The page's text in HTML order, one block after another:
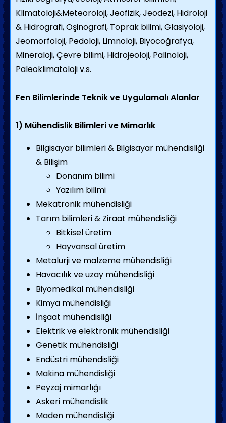
Klimatoloji&Meteoroloji, Jeofizik, Jeodezi, Hidroloji
& Hidrografi, Oşinografi, Toprak bilimi, Glasiyoloji,
Jeomorfoloji, Pedoloji, Limnoloji, Biyocoğrafya,
Mineraloji, Çevre bilimi, Hidrojeoloji, Palinoloji,
Paleoklimatoloji v.s.
Fen Bilimlerinde Teknik ve Uygulamalı Alanlar
1) Mühendislik Bilimleri ve Mimarlık
Bilgisayar bilimleri & Bilgisayar mühendisliği
& Bilişim
Donanım bilimi
Yazılım bilimi
Mekatronik mühendisliği
Tarım bilimleri & Ziraat mühendisliği
Bitkisel üretim
Hayvansal üretim
Metalurji ve malzeme mühendisliği
Havacılık ve uzay mühendisliği
Biyomedikal mühendisliği
Kimya mühendisliği
İnşaat mühendisliği
Elektrik ve elektronik mühendisliği
Genetik mühendisliği
Endüstri mühendisliği
Makina mühendisliği
Peyzaj mimarlığı
Askeri mühendislik
Maden mühendisliği